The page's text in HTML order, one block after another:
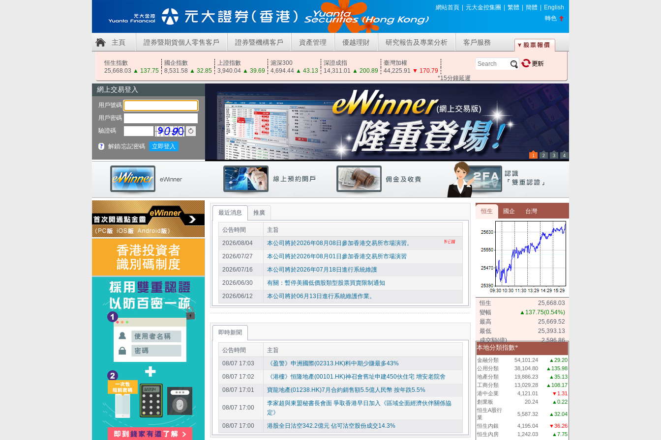
網站首頁 元大金控集團 繁體 簡體
English
轉色
主頁 證券暨期貨個人零售客戶 證券暨機構客戶 資產管理 優越理財 研究報告及專業分析 客戶服務
恒生指數 國企指數 上證指數 滬深300 深證成指
臺灣加權
25,668.03 ▲ 137.75 8,531.58 ▲ 32.85 3,940.04 ▲ 39.69 4,694.44 ▲ 43.13 14,311.01 ▲ 200.89 44,225.91 ▼ 170.79
*15分鐘延遲
1 2 3 4
最近消息 推廣
公告時間
主旨
2026/08/04
本公司將於2026年08月08日參加香港交易所市場演習。
2026/07/27
本公司將於2026年08月01日參加香港交易所市場演習
2026/07/16
本公司將於2026年07月18日進行系統維護
2026/06/30
有關：暫停美國低價股類型股票買賣限制通知
2026/06/12
本公司將於06月13日進行系統維護作業。
即時新聞
公告時間
主旨
08/07 17:03
《盈警》申洲國際(02313.HK)料中期少賺最多43%
08/07 17:02
《港樓》恒隆地產(00101.HK)神召會舊址申建450伙住宅 增安老院舍
08/07 17:01
寶龍地產(01238.HK)7月合約銷售額5.5億人民幣 按年跌5.5%
08/07 17:00
李家超與東盟秘書長會面 爭取香港早日加入《區域全面經濟伙伴關係協
定》
08/07 17:00
港股全日沽空342.2億元 佔可沽空股份成交14.3%
恒生 國企 台灣
恒生
25,668.03
變幅
▲137.75(0.54%)
最高
25,669.52
最低
25,393.13
成交額(億)
2,596.86
本地分類指數*
金融分類 54,101.24
▲29.20
公用分類
38,104.80
▲135.98
地產分類
19,886.23
▲35.13
工商分類
13,029.28
▲108.17
港中企業
4,121.01
▼1.31
創業板
20.24
▲0.22
恒生A股行
業
5,587.32
▲32.04
恒生內銀
4,195.04
▼36.26
恒生內房
1,242.03
▲7.75